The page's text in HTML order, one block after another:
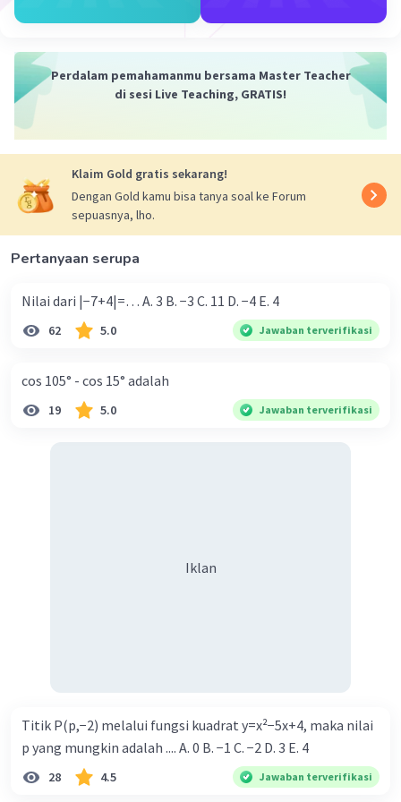
2.4 + 2y = 6
y = -2 --> (5, -2)
Jadi, grafik 2x + 2y = 6 terlampir sebagai berikut
Beri Rating Balas
Perdalam pemahamanmu bersama Master Teacher
di sesi Live Teaching, GRATIS!
Klaim Gold gratis sekarang!
Dengan Gold kamu bisa tanya soal ke Forum
sepuasnya, lho.
Pertanyaan serupa
Nilai dari |−7+4|=… A. 3 B. −3 C. 11 D. −4 E. 4
62 5.0 Jawaban terverifikasi
cos 105° - cos 15° adalah
19 5.0 Jawaban terverifikasi
Iklan
Titik P(p,−2) melalui fungsi kuadrat y=x²−5x+4, maka nilai
p yang mungkin adalah .... A. 0 B. −1 C. −2 D. 3 E. 4
28 4.5 Jawaban terverifikasi